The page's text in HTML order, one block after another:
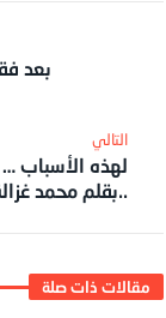
بعد
‎التالي
لهذه الأسباب
..بقلم محمد